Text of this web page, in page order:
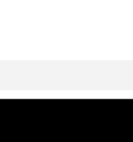
không?
biến hiện nay